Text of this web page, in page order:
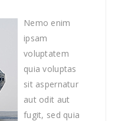
Nemo enim
ipsam
voluptatem
quia voluptas
sit aspernatur
aut odit aut
fugit, sed quia